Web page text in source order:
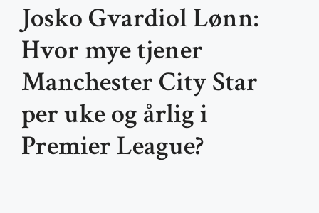
Josko Gvardiol Lønn:
Hvor mye tjener
Manchester City Star
per uke og årlig i
Premier League?